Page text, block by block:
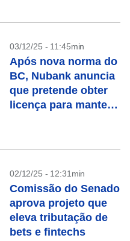
03/12/25 - 11:45min
Após nova norma do
BC, Nubank anuncia
que pretende obter
licença para manter
02/12/25 - 12:31min
Comissão do Senado
aprova projeto que
eleva tributação de
bets e fintechs